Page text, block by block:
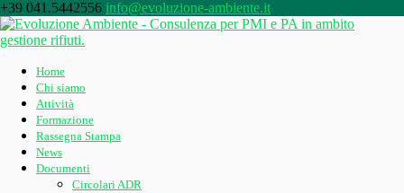
+39 041.5442556 info@evoluzione-ambiente.it
Home
Chi siamo
Attività
Formazione
Rassegna Stampa
News
Documenti
Circolari ADR